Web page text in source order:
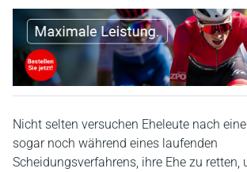
Nicht selten versuchen Eheleute nach
sogar noch während eines laufenden
Scheidungsverfahrens, ihre Ehe zu retten,